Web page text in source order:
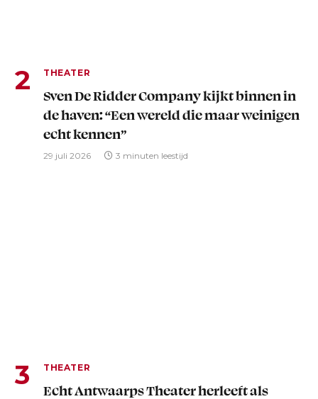
THEATER
Sven De Ridder Company kijkt binnen in
de haven: “Een wereld die maar weinigen
echt kennen”
29 juli 2026 3 minuten leestijd
THEATER
Echt Antwaarps Theater herleeft als